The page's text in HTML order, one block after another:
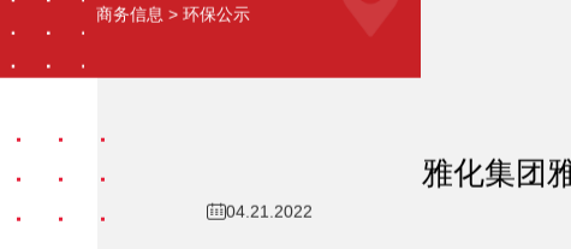
商务信息 > 环保公示
雅化集团
04.21.2022